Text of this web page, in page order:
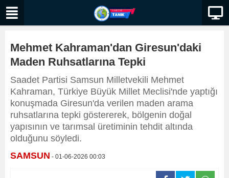
Mehmet Kahraman'dan Giresun'daki
Maden Ruhsatlarına Tepki
Saadet Partisi Samsun Milletvekili Mehmet
Kahraman, Türkiye Büyük Millet Meclisi'nde yaptığı
konuşmada Giresun'da verilen maden arama
ruhsatlarına tepki göstererek, bölgenin doğal
yapısının ve tarımsal üretiminin tehdit altında
olduğunu söyledi.
SAMSUN - 01-06-2026 00:03